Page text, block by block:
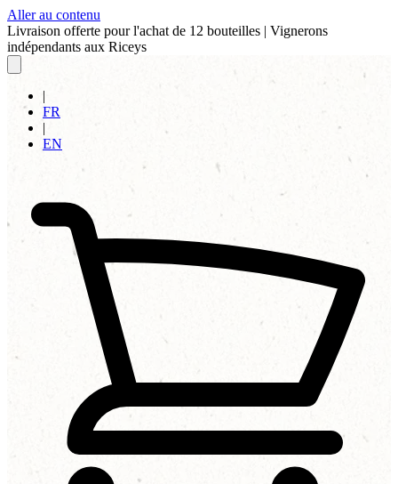
Aller au contenu
Livraison offerte pour l'achat de 12 bouteilles | Vignerons
indépendants aux Riceys
|
FR
|
EN